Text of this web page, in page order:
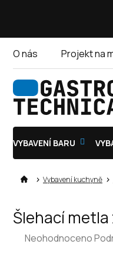
O nás Projekt na
VYBAVENÍ BARU
Vybavení kuchyně
Šlehací metla
Průměrné
Neohodnoceno